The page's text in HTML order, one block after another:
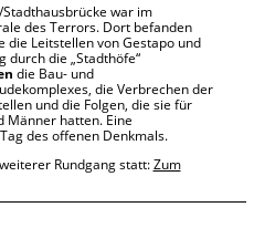
war im
des Terrors. Dort befanden
die Leitstellen von Gestapo und
durch die „Stadthöfe“
die Bau- und
die Verbrechen der
und die Folgen, die sie für
Männer hatten. Eine
des offenen Denkmals.
Rundgang statt:Zum